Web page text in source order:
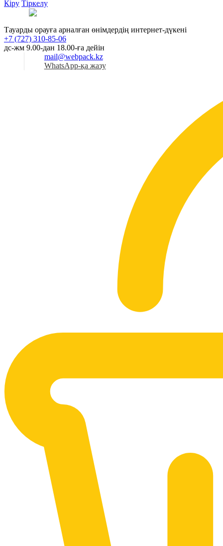
Кіру Тіркелу
Тауарды орауға арналған өнімдердің интернет-дүкені
+7 (727) 310-85-06
дс-жм 9.00-дан 18.00-ға дейін
mail@webpack.kz
WhatsApp-қа жазу